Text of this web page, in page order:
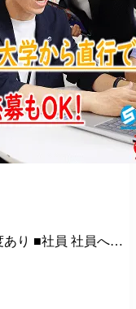
への